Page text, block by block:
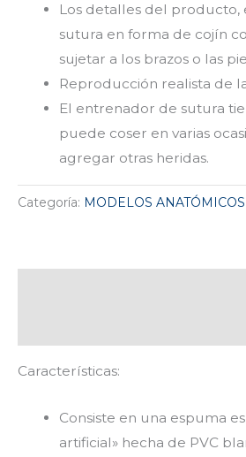
Los detalles del
sutura en forma de cojín
sujetar a los brazos o las
Reproducción realista de
El entrenador de sutura
puede coser en varias
agregar otras heridas.
Categoría: MODELOS ANATÓMICOS
Características:
Consiste en una espuma
artificial» hecha de PVC